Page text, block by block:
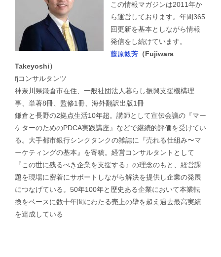
この情報マガジンは2011年か
ら運営しております。年間365
回更新を基本としながら情報
発信をし続けています。
藤原毅芳 （Fujiwara
Takeyoshi）
fjコンサルタンツ
神奈川県鎌倉市在住、一般社団法人暮らし振興支援機構理
事、単著8冊、監修1冊、海外翻訳出版1冊
鎌倉と長野の2拠点生活10年超。講師として宣伝会議の『マー
ケターのためのPDCA実践講座』などで継続的評価を受けてい
る。大手都市銀行シンクタンクの雑誌に『売れる仕組み〜マ
ーケティングの基本』を寄稿。経営コンサルタントとして
『この世に残るべき企業を支援する』の理念のもと、経営課
題を現場に密着にサポートしながら解決を提供し企業の発展
につなげている。50年100年と歴史ある企業において本業転
換をベースに数十年間にわたる売上の壁を超え過去最高実績
を達成している